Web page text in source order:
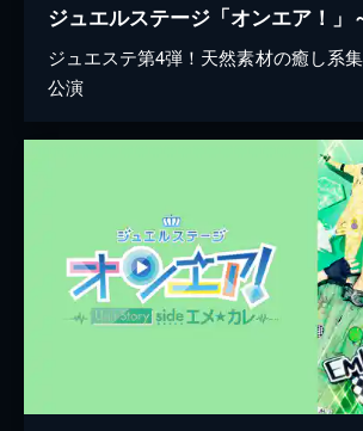
ジュエステ第4弾！天然素材の癒し系
公演